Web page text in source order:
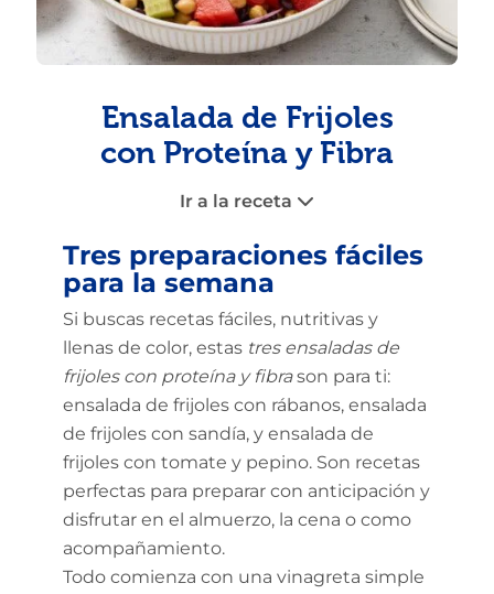
Ensalada de Frijoles
con Proteína y Fibra
Ir a la receta
Tres preparaciones fáciles
para la semana
Si buscas recetas fáciles, nutritivas y
llenas de color, estas tres ensaladas de
frijoles con proteína y fibrason para ti:
ensalada de frijoles con rábanos, ensalada
de frijoles con sandía, y ensalada de
frijoles con tomate y pepino. Son recetas
perfectas para preparar con anticipación y
disfrutar en el almuerzo, la cena o como
acompañamiento.
Todo comienza con una vinagreta simple